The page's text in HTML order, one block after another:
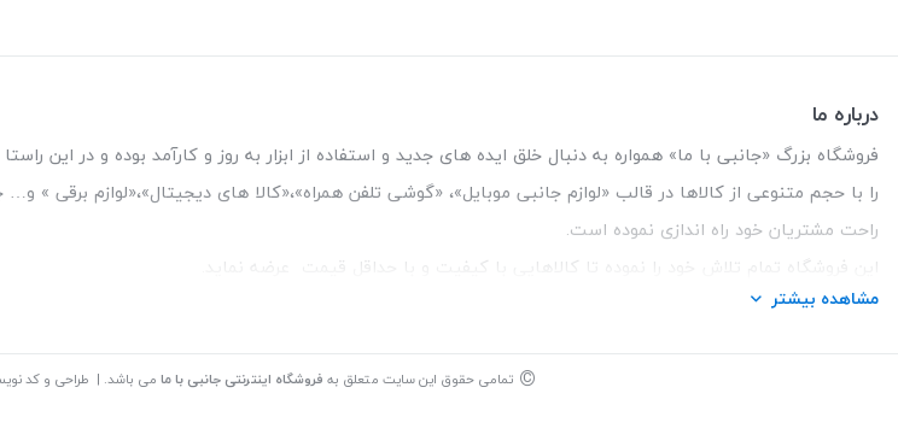
درباره ما
فروشگاه بزرگ «جانبی با ما» همواره به دنبال خلق ایده های جدید و استفاده از ابزار به روز و کارآمد بوده و در این
را با حجم متنوعی از کالاها در قالب «لوازم جانبی موبایل»، «گوشی تلفن همراه»،«کالا های دیجیتال»،«لوازم برقی »
راحت مشتریان خود راه اندازی نموده است.
این فروشگاه تمام تلاش خود را نموده تا کالاهایی با کیفیت و با حداقل قیمت عرضه نماید.
مشاهده بیشتر
© تمامی حقوق این سایت متعلق به فروشگاه اینترنتی جانبی با ما می باشد. | طراحی و کد